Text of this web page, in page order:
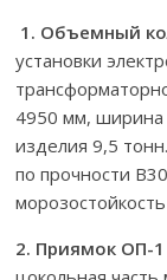
1. Объемный
установки
4950 мм, ширина
изделия 9,5
по прочности
2. Приямок ОП-